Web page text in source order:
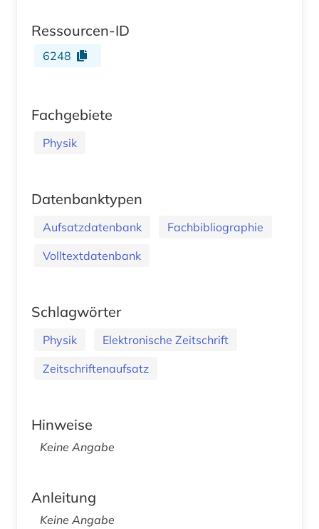
Ressourcen-ID
6248
Fachgebiete
Physik
Datenbanktypen
Aufsatzdatenbank
Fachbibliographie
Volltextdatenbank
Schlagwörter
Physik
Elektronische Zeitschrift
Zeitschriftenaufsatz
Hinweise
Keine Angabe
Anleitung
Keine Angabe